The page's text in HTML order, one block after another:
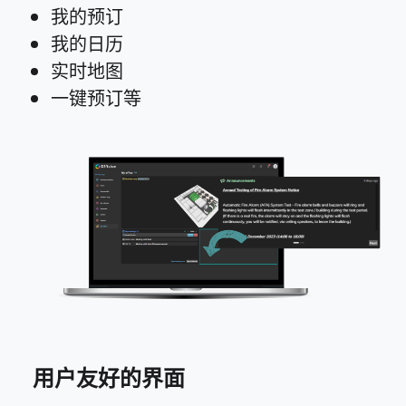
我的预订
我的日历
实时地图
一键预订等
用户友好的界面